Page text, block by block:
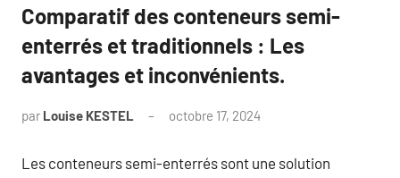
Comparatif des conteneurs semi-
enterrés et traditionnels : Les
avantages et inconvénients.
par Louise KESTEL octobre 17, 2024
Les conteneurs semi-enterrés sont une solution